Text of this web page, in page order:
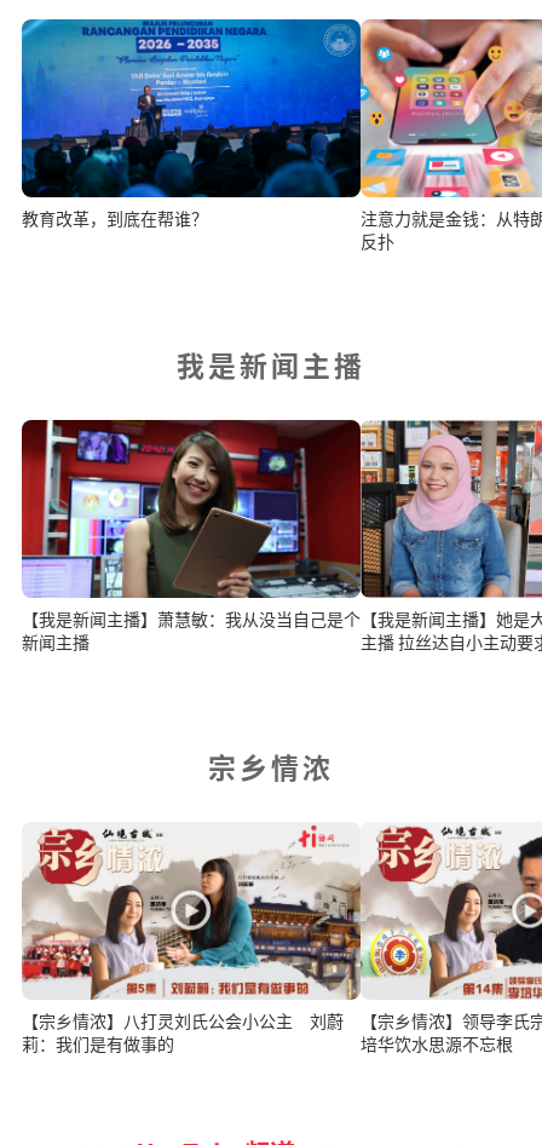
教育改革，到底在帮谁？
注意力就是金钱：从特
反扑
我是新闻主播
【我是新闻主播】萧慧敏：我从没当自己是个
新闻主播
【我是新闻主播】她是
主播 拉丝达自小主动
宗乡情浓
【宗乡情浓】八打灵刘氏公会小公主 刘蔚
莉：我们是有做事的
【宗乡情浓】领导李
培华饮水思源不忘根